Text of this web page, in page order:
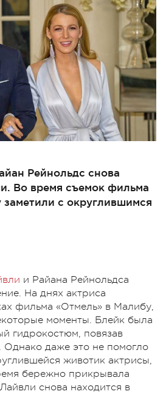
Рейнольдс снова
Во время съемок фильма
заметили с округлившимся
и Райана Рейнольдса
На днях актриса
фильма «Отмель» в Малибу,
моменты. Блейк была
гидрокостюм, повязав
Однако даже это не помогло
животик актрисы,
бережно прикрывала
снова находится в